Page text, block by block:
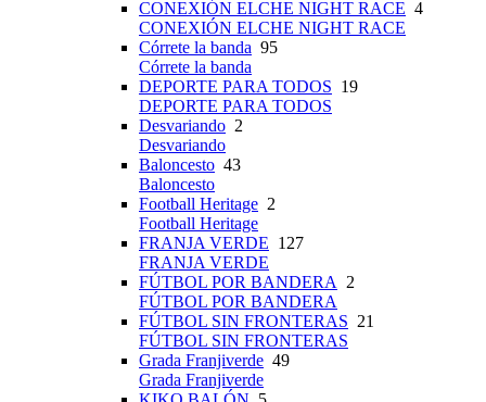
CONEXIÓN ELCHE NIGHT RACE 4
CONEXIÓN ELCHE NIGHT RACE
Córrete la banda 95
Córrete la banda
DEPORTE PARA TODOS 19
DEPORTE PARA TODOS
Desvariando 2
Desvariando
Baloncesto 43
Baloncesto
Football Heritage 2
Football Heritage
FRANJA VERDE 127
FRANJA VERDE
FÚTBOL POR BANDERA 2
FÚTBOL POR BANDERA
FÚTBOL SIN FRONTERAS 21
FÚTBOL SIN FRONTERAS
Grada Franjiverde 49
Grada Franjiverde